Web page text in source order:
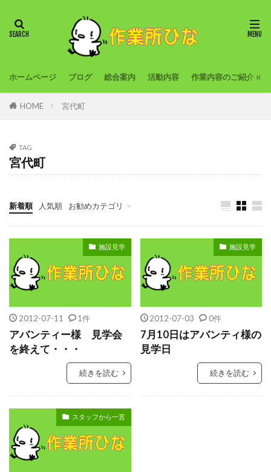
ホームページ ブログ 総合案内 活動内容 作業内容のご紹介
HOME 宮代町
TAG
宮代町
新着順 人気順 お勧めカテゴリ
旅行
農作業
創作活動
外出プログラム
施設見学
2012-07-11 1件
アバンティー様 見学会
を終えて・・・
続きを読む
施設見学
2012-07-03 0件
7月10日はアバンティ様の
見学日
続きを読む
スタッフから一言